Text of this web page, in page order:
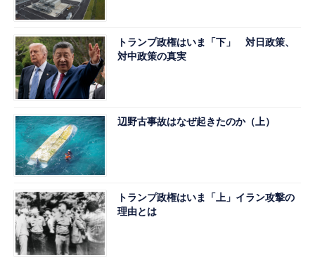
トランプ政権はいま「下」 対日政策、
対中政策の真実
辺野古事故はなぜ起きたのか（上）
トランプ政権はいま「上」イラン攻撃の
理由とは